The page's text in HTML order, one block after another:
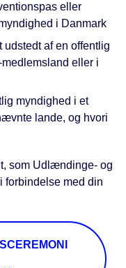
eller
i Danmark
udstedt af en offentlig
eller i
myndighed i et
lande, og hvori
som Udlændinge- og
forbindelse med din